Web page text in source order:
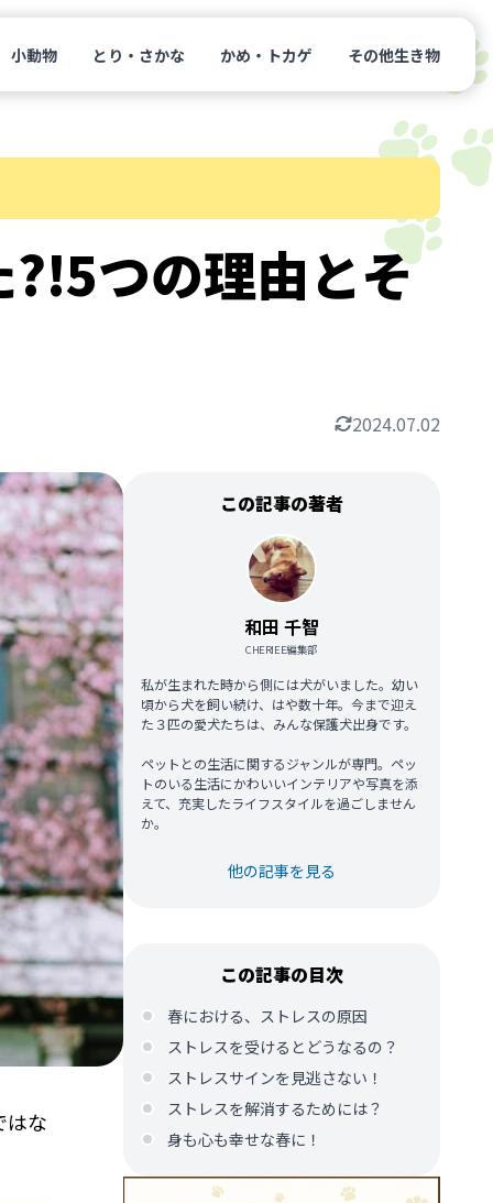
小動物 とり・さかな かめ・トカゲ その他生き物
つの理由とそ
2024.07.02
はな
この記事の著者
和田 千智
CHERIEE編集部
私が生まれた時から側には犬がいました。幼い
頃から犬を飼い続け、はや数十年。今まで迎え
た３匹の愛犬たちは、みんな保護犬出身です。
ペットとの生活に関するジャンルが専門。ペッ
トのいる生活にかわいいインテリアや写真を添
えて、充実したライフスタイルを過ごしません
か。
他の記事を見る
この記事の目次
春における、ストレスの原因
ストレスを受けるとどうなるの？
ストレスサインを見逃さない！
ストレスを解消するためには？
身も心も幸せな春に！